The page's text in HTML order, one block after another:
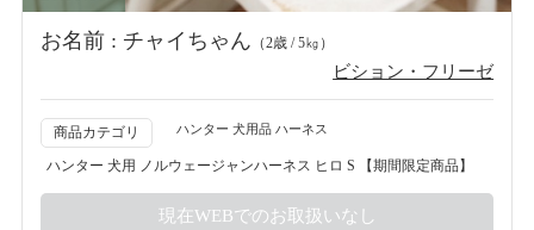
お名前 : チャイちゃん （2歳 / 5㎏）
ビション・フリーゼ
商品カテゴリ ハンター 犬用品 ハーネス
ハンター 犬用 ノルウェージャンハーネス ヒロ S 【期間限定商品】